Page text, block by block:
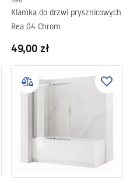
Klamka do drzwi prysznicowych
Rea 04 Chrom
49,00 zł